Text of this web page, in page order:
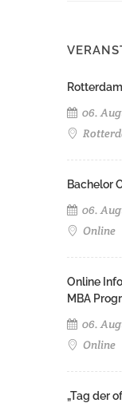
06.
Bachelor
06.
Online
Online
MBA
06.
Online
„Tag der